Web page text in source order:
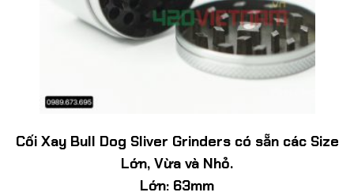
Cối Xay Bull Dog Sliver Grinders có sẵn các Size
Lớn, Vừa và Nhỏ.
Lớn: 63mm